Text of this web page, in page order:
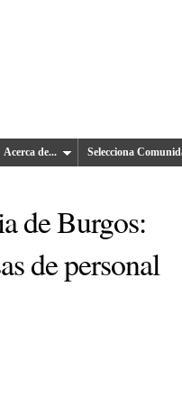
Acerca de... Selecciona
de Burgos:
de personal